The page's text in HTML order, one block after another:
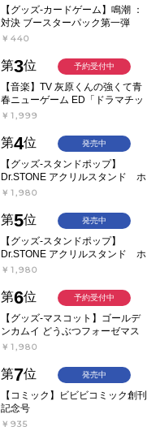
【グッズ-カードゲーム】鳴潮 ：
対決 ブースターパック第一弾
【ポイント2倍】
￥440
第3位
【音楽】TV 灰原くんの強くて青
春ニューゲーム ED「ドラマチッ
ク逃避行」収録シングル AIM
￥1,999
予約受付中
第4位
【グッズ-スタンドポップ】
Dr.STONE アクリルスタンド ホ
ワイマンといっしょver. スタン
￥1,980
発売中
第5位
【グッズ-スタンドポップ】
Dr.STONE アクリルスタンド ホ
ワイマンといっしょver. Dr.ゼノ
￥1,980
発売中
第6位
【グッズ-マスコット】ゴールデ
ンカムイ どうぶつフォーゼマス
コット 4.尾形百之助【再販】
￥1,980
予約受付中
第7位
【コミック】ビビビコミック創刊
記念号
￥935
発売中